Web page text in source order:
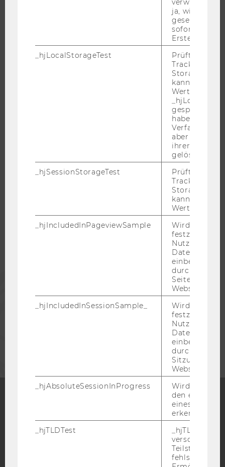
JOBPORTAL
STUDIERENDE
MITARBEITENDE
Blog
Bluesky
verwenden
ja, wird ein
gesetzt. Wird
sofort nach
Erstellung
_hjLocalStorageTest
Prüft, ob der
Tracking
Storage
kann. Wenn
Wert 1
haben keine
Verfallszeit,
aber fast
ihrer
gelöscht.
_hjSessionStorageTest
Prüft, ob der
Tracking
Storage
kann. Wenn
Wert von 1
_hjIncludedInPageviewSample
Wird gesetzt,
festzustellen,
Nutzer in die
einbezogen
durch das
Website
_hjIncludedInSessionSample_
Wird gesetzt,
festzustellen,
Nutzer in die
einbezogen
durch das
Sitzungslimit
Website
_hjAbsoluteSessionInProgress
Wird
den ersten
eines
erkennen.
_hjTLDTest
_hjTLDTest-
verschiedene
Teilstrings,
fehlschlägt.